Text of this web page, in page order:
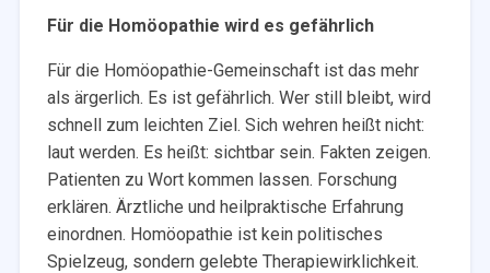
Für die Homöopathie wird es gefährlich
Für die Homöopathie-Gemeinschaft ist das mehr
als ärgerlich. Es ist gefährlich. Wer still bleibt, wird
schnell zum leichten Ziel. Sich wehren heißt nicht:
laut werden. Es heißt: sichtbar sein. Fakten zeigen.
Patienten zu Wort kommen lassen. Forschung
erklären. Ärztliche und heilpraktische Erfahrung
einordnen. Homöopathie ist kein politisches
Spielzeug, sondern gelebte Therapiewirklichkeit.